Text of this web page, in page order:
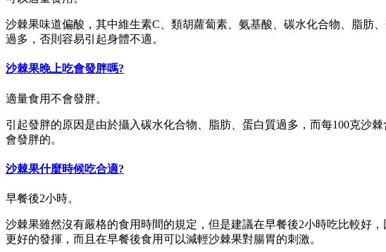
沙棘果味道偏酸，其中維生素C、類胡蘿蔔素、氨基酸、碳水化合物、脂肪
過多，否則容易引起身體不適。
沙棘果晚上吃會發胖嗎?
適量食用不會發胖。
引起發胖的原因是由於攝入碳水化合物、脂肪、蛋白質過多，而每100克沙
會發胖的。
沙棘果什麼時候吃合適?
早餐後2小時。
沙棘果雖然沒有嚴格的食用時間的規定，但是建議在早餐後2小時吃比較好
更好的發揮，而且在早餐後食用可以減輕沙棘果對腸胃的刺激。